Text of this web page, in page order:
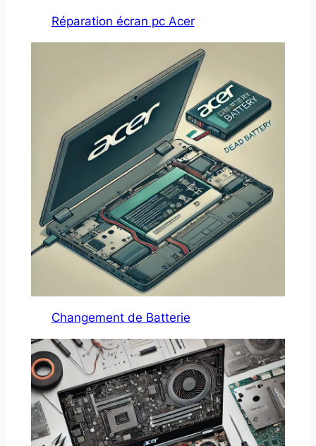
Réparation écran pc Acer
Changement de Batterie